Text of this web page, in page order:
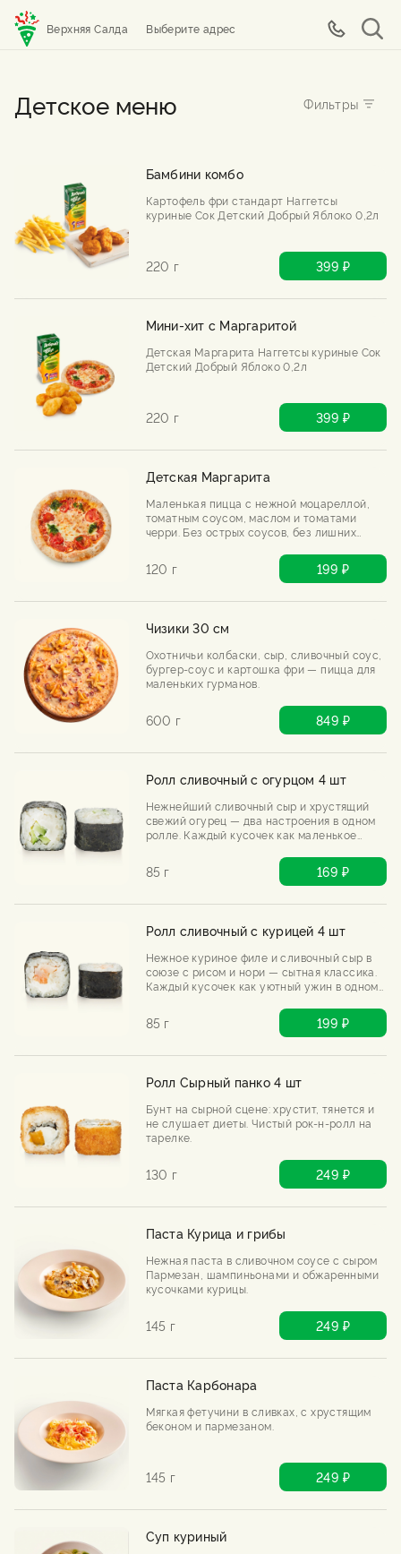
Верхняя Салда Выберите адрес
Детское меню
Бамбини комбо
Картофель фри стандарт Наггетсы
куриные Сок Детский Добрый Яблоко 0,2л
220 г 399 ₽
Мини-хит с Маргаритой
Детская Маргарита Наггетсы куриные Сок
Детский Добрый Яблоко 0,2л
220 г 399 ₽
Детская Маргарита
Маленькая пицца с нежной моцареллой,
томатным соусом, маслом и томатами
черри. Без острых соусов, без лишних
120 г 199 ₽
Чизики 30 см
Охотничьи колбаски, сыр, сливочный соус,
бургер-соус и картошка фри — пицца для
маленьких гурманов.
600 г 849 ₽
Ролл сливочный с огурцом 4 шт
Нежнейший сливочный сыр и хрустящий
свежий огурец — два настроения в одном
ролле. Каждый кусочек как маленькое
85 г 169 ₽
Ролл сливочный с курицей 4 шт
Нежное куриное филе и сливочный сыр в
союзе с рисом и нори — сытная классика.
Каждый кусочек как уютный ужин в одном
85 г 199 ₽
Ролл Сырный панко 4 шт
Бунт на сырной сцене: хрустит, тянется и
не слушает диеты. Чистый рок-н-ролл на
тарелке.
130 г 249 ₽
Паста Курица и грибы
Нежная паста в сливочном соусе с сыром
Пармезан, шампиньонами и обжаренными
кусочками курицы.
145 г 249 ₽
Паста Карбонара
Мягкая фетучини в сливках, с хрустящим
беконом и пармезаном.
145 г 249 ₽
Суп куриный